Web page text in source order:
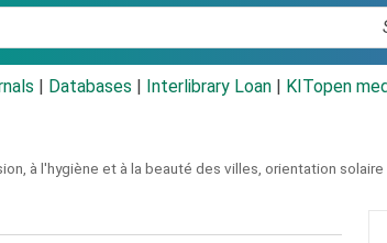
Databases Interlibrary Loan KITopen
à l'hygiène et à la beauté des villes, orientation